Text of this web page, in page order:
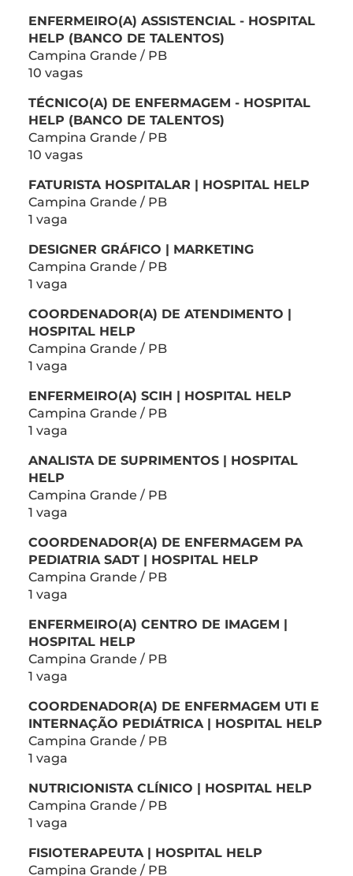
ENFERMEIRO(A) ASSISTENCIAL - HOSPITAL
HELP (BANCO DE TALENTOS)
Campina Grande / PB
10 vagas
TÉCNICO(A) DE ENFERMAGEM - HOSPITAL
HELP (BANCO DE TALENTOS)
Campina Grande / PB
10 vagas
FATURISTA HOSPITALAR | HOSPITAL HELP
Campina Grande / PB
1 vaga
DESIGNER GRÁFICO | MARKETING
Campina Grande / PB
1 vaga
COORDENADOR(A) DE ATENDIMENTO |
HOSPITAL HELP
Campina Grande / PB
1 vaga
ENFERMEIRO(A) SCIH | HOSPITAL HELP
Campina Grande / PB
1 vaga
ANALISTA DE SUPRIMENTOS | HOSPITAL
HELP
Campina Grande / PB
1 vaga
COORDENADOR(A) DE ENFERMAGEM PA
PEDIATRIA SADT | HOSPITAL HELP
Campina Grande / PB
1 vaga
ENFERMEIRO(A) CENTRO DE IMAGEM |
HOSPITAL HELP
Campina Grande / PB
1 vaga
COORDENADOR(A) DE ENFERMAGEM UTI E
INTERNAÇÃO PEDIÁTRICA | HOSPITAL HELP
Campina Grande / PB
1 vaga
NUTRICIONISTA CLÍNICO | HOSPITAL HELP
Campina Grande / PB
1 vaga
FISIOTERAPEUTA | HOSPITAL HELP
Campina Grande / PB